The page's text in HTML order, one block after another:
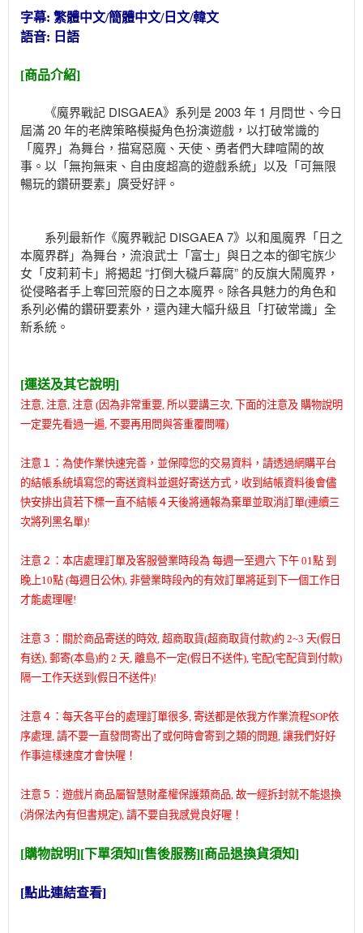
字幕: 繁體中文/簡體中文/日文/韓文
語音: 日語
[商品介紹]
《魔界戰記 DISGAEA》系列是 2003 年 1 月問世、今日
屆滿 20 年的老牌策略模擬角色扮演遊戲，以打破常識的
「魔界」為舞台，描寫惡魔、天使、勇者們大肆喧鬧的故
事。以「無拘無束、自由度超高的遊戲系統」以及「可無限
暢玩的鑽研要素」廣受好評。
系列最新作《魔界戰記 DISGAEA 7》以和風魔界「日之
本魔界群」為舞台，流浪武士「富士」與日之本的御宅族少
女「皮莉莉卡」將揭起 “打倒大穢戶幕腐” 的反旗大鬧魔界，
從侵略者手上奪回荒廢的日之本魔界。除各具魅力的角色和
系列必備的鑽研要素外，還內建大幅升級且「打破常識」全
新系統。
[運送及其它說明]
注意, 注意, 注意 (因為非常重要, 所以要講三次,
下面的注意及 購物說明
一定要先看過一遍, 不要再用問與答重覆問囉)
注意１：為使作業快速完善，並保障您的交易資料，請透過網購平台
的結帳系統填寫您的寄送資料並選好寄送方式，收到結帳資料後會儘
快安排出貨若下標一直不結帳４天後將通報為棄單並取消訂單(連續三
次將列黑名單)!
注意２：本店處理訂單及客服營業時段為 每週一至週六 下午 01點 到
晚上10點 (每週日公休), 非營業時段內的有效訂單將延到下一個工作日
才能處理喔!
注意３：關於商品寄送的時效, 超商取貨(超商取貨付款)約 2~3 天(假日
有送), 郵寄(本島)約 2 天, 離島不一定(假日不送件), 宅配(宅配貨到付款)
隔一工作天送到(假日不送件)!
注意４：每天各平台的處理訂單很多, 寄送都是依我方作業流程SOP依
序處理, 請不要一直發問寄出了或何時會寄到之類的問題, 讓我們好好
作事這樣速度才會快喔！
注意５：遊戲片商品屬智慧財產權保護類商品, 故一經拆封就不能退換
(消保法內有但書規定), 請不要自我感覺良好喔！
[購物說明][下單須知][售後服務][商品退換貨須知]
[點此連結查看]